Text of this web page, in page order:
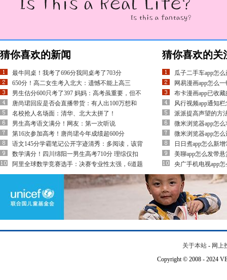
猜你喜欢的新闻
最牛同桌！我考了696分我同桌考了703分
650分！高二女生考入北大：遗憾不能上高三
男生估分600只考了397 妈妈：高考虽重要，但不
唐尚珺回应是否会直播带货：有人出100万想和
名校抢人名场面：清华、北大太拼了！
男生高考语文满分！网友：第一次听说
第16次参加高考！唐尚珺今年成绩超600分
语文145分学霸笔记公开字迹清秀：多阅读，该背
数学满分！四川绵阳一男生高考710分 理综仅扣
阿里全球数学竞赛选手：决赛专业性太强，6道题
猜你喜欢的关
瓜子二手车app怎
网易漫画app怎么
布卡漫画app已收
风行视频app通知
派派提高声望的方
微米浏览器app怎
微米浏览器app怎
日日煮app怎么新
美聊app怎么发带
央广手机电视app
关于本站 - 网上
Copyright © 2008 - 2024